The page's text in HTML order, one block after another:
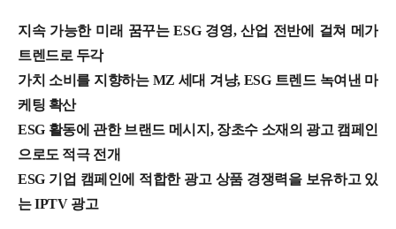
지속 가능한 미래 꿈꾸는 ESG 경영, 산업 전반에 걸쳐 메가
트렌드로 두각
가치 소비를 지향하는 MZ 세대 겨냥, ESG 트렌드 녹여낸 마
케팅 확산
ESG 활동에 관한 브랜드 메시지, 장초수 소재의 광고 캠페인
으로도 적극 전개
ESG 기업 캠페인에 적합한 광고 상품 경쟁력을 보유하고 있
는 IPTV 광고